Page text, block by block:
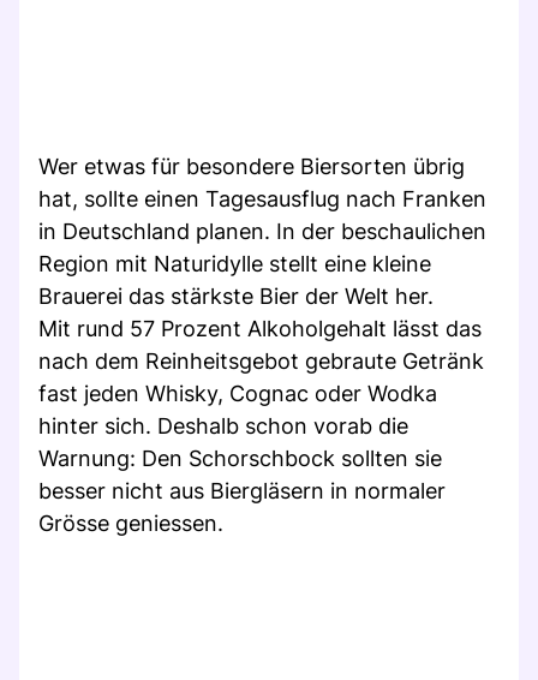
Wer etwas für besondere Biersorten übrig
hat, sollte einen Tagesausflug nach Franken
in Deutschland planen. In der beschaulichen
Region mit Naturidylle stellt eine kleine
Brauerei das stärkste Bier der Welt her.
Mit rund 57 Prozent Alkoholgehalt lässt das
nach dem Reinheitsgebot gebraute Getränk
fast jeden Whisky, Cognac oder Wodka
hinter sich. Deshalb schon vorab die
Warnung: Den Schorschbock sollten sie
besser nicht aus Biergläsern in normaler
Grösse geniessen.